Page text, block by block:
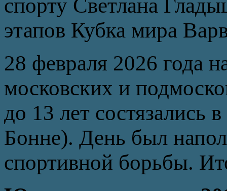
спорту Светлана
этапов Кубка мира
28 февраля 2026 года
московских и
до 13 лет состязались
Бонне). День был
спортивной борьбы.